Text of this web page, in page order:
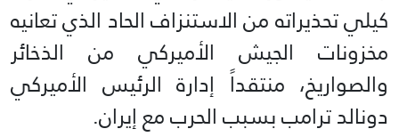
كيلي تحذيراته من الاستنزاف الحاد الذي تعانيه
مخزونات الجيش الأميركي من الذخائر
والصواريخ، منتقداً إدارة الرئيس الأميركي
دونالد ترامب بسبب الحرب مع إيران.